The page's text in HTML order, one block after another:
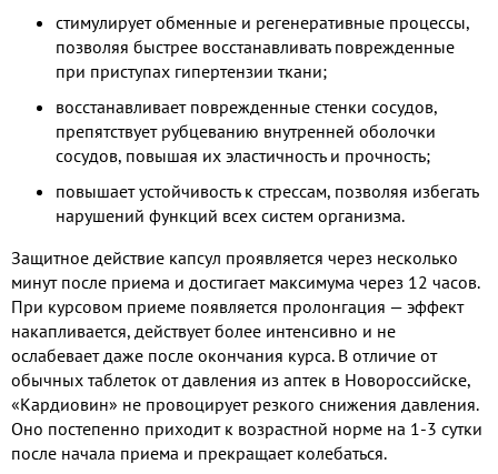
стимулирует обменные и регенеративные процессы,
позволяя быстрее восстанавливать поврежденные
при приступах гипертензии ткани;
восстанавливает поврежденные стенки сосудов,
препятствует рубцеванию внутренней оболочки
сосудов, повышая их эластичность и прочность;
повышает устойчивость к стрессам, позволяя избегать
нарушений функций всех систем организма.
Защитное действие капсул проявляется через несколько
минут после приема и достигает максимума через 12 часов.
При курсовом приеме появляется пролонгация — эффект
накапливается, действует более интенсивно и не
ослабевает даже после окончания курса. В отличие от
обычных таблеток от давления из аптек в Новороссийске,
«Кардиовин» не провоцирует резкого снижения давления.
Оно постепенно приходит к возрастной норме на 1-3 сутки
после начала приема и прекращает колебаться.